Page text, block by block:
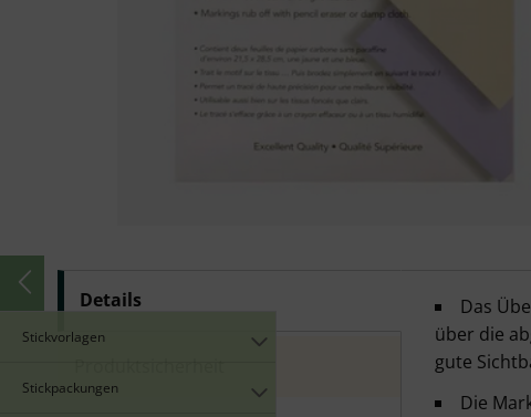
Stickvorlagen
Stickpackungen
Details
Das
über die
gute
Die